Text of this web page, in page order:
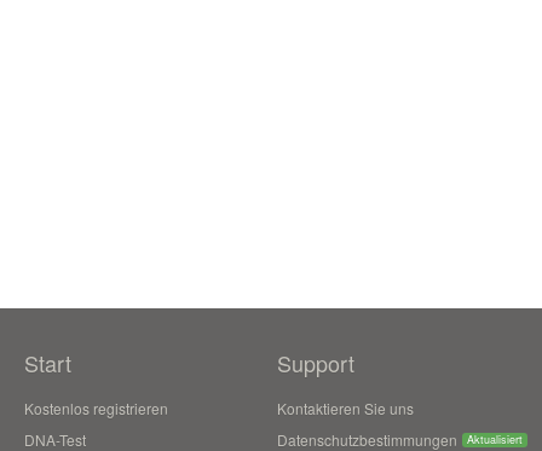
Start
Kostenlos registrieren
DNA-Test
Support
Kontaktieren Sie uns
Datenschutzbestimmungen
Aktualisiert